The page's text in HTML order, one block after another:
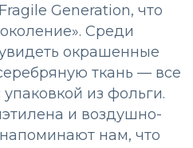
Generation, что
Среди
окрашенные
ткань — все
из фольги.
и воздушно-
нам, что